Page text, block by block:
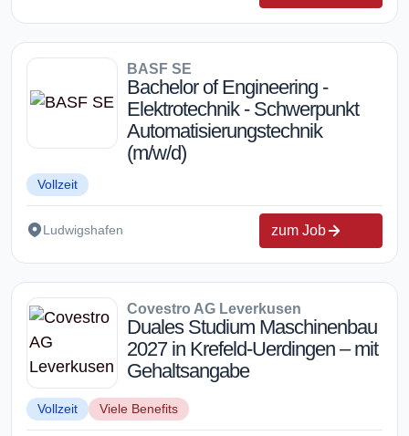
BASF SE
Bachelor of Engineering -
Elektrotechnik - Schwerpunkt
Automatisierungstechnik
(m/w/d)
Vollzeit
Ludwigshafen zum Job
Covestro AG Leverkusen
Duales Studium Maschinenbau
2027 in Krefeld-Uerdingen – mit
Gehaltsangabe
Vollzeit Viele Benefits